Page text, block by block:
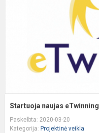
Startuoja naujas
Paskelbta: 2020-03-20
Kategorija: Projektinė veikla